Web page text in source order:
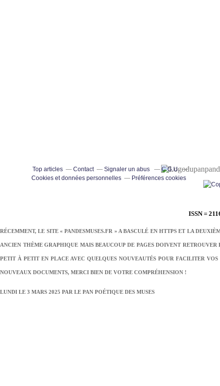
ISSN =
RÉCEMMENT, LE SITE « PANDESMUSES.FR » A BASCULÉ EN HTTPS ET LA
ANCIEN THÈME GRAPHIQUE MAIS BEAUCOUP DE PAGES DOIVENT
PETIT À PETIT EN PLACE AVEC QUELQUES NOUVEAUTÉS POUR FACILITER
NOUVEAUX DOCUMENTS, MERCI BIEN DE VOTRE COMPRÉHENSION !
LUNDI LE 3 MARS 2025 PAR LE PAN POÉTIQUE DES MUSES
Top articles Contact Signaler un abus
C.G.U.
Cookies et données personnelles
Préférences cookies